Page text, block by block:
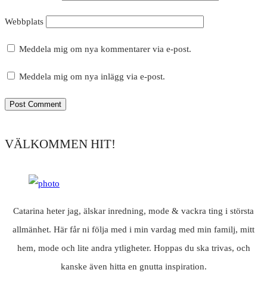
Webbplats
Meddela mig om nya kommentarer via e-post.
Meddela mig om nya inlägg via e-post.
VÄLKOMMEN HIT!
Catarina heter jag, älskar inredning, mode & vackra ting i största
allmänhet. Här får ni följa med i min vardag med min familj, mitt
hem, mode och lite andra ytligheter. Hoppas du ska trivas, och
kanske även hitta en gnutta inspiration.